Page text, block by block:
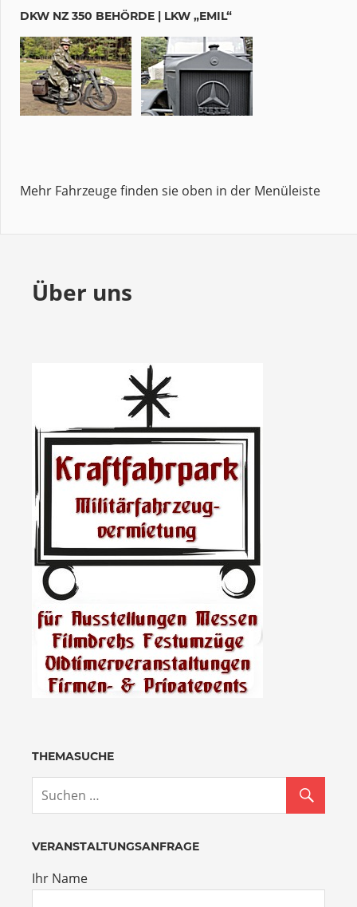
DKW NZ 350 BEHÖRDE | LKW „EMIL“
Mehr Fahrzeuge finden sie oben in der Menüleiste
Über uns
THEMASUCHE
VERANSTALTUNGSANFRAGE
Ihr Name